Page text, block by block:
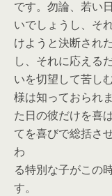
です。勿論、若い
いでしょうし、そ
けようと決断され
し、それに応える
いを切望して苦し
様は知っておられ
た日の彼だけを喜
てを喜びで総括さ
わ
る特別な子がこの
す。